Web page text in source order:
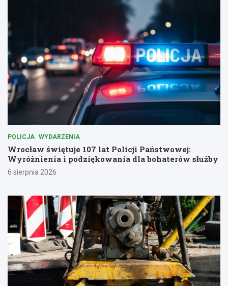
POLICJA WYDARZENIA
Wrocław świętuje 107 lat Policji Państwowej:
Wyróżnienia i podziękowania dla bohaterów służby
6 sierpnia 2026